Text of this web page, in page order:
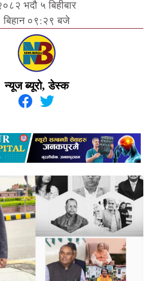
भदौ ५ बिहीबार
बिहान ०९:२९ बजे
न्यूज ब्यूरो, डेस्क